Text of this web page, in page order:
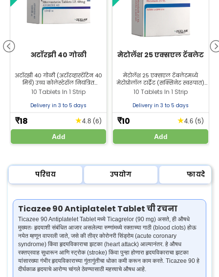
अटॉरझी 40 गोळी
अटॉरझी 40 गोळी (अटॉरव्हास्टॅटिन 40
मिग्रॅ) उच्च कोलेस्टेरॉल नियंत्रित
करण्यासाठी आणि हृदयविकाराचा झटका
टाळण्यासाठी वापरली जाते. प्रभावी हृदय
आरोग्य सहाय्यासाठी झीलॅब फार्मसीमधून
10 Tablets In 1 Strip
Delivery in 3 to 5 days
₹18 ★4.8 (6)
Add
मेटोलॅश 25 एक्सएल टॅबलेट
मेटोलॅश 25 एक्सएल टॅबलेटमध्ये
मेटोप्रोलॉल टार्ट्रेट (सक्सिनेट स्वरूपात)
25 मिग्रॅ आहे. हे उच्च रक्तदाब कमी
करण्यासाठी, अँजायना (छातीत दुखणे)
कमी करण्यासाठी आणि हृदयविकाराच्या
मेटोप्रोलॉल टार्ट्रेट 25 टॅबलेट झीलॅब
10 Tablets In 1 Strip
Delivery in 3 to 5 days
₹10 ★4.6 (5)
Add
परिचय उपयोग फायदे
Ticazee 90 Antiplatelet Tablet ची रचना
Ticazee 90 Antiplatelet Tablet मध्ये Ticagrelor (90 mg) असते, ही औषधे
मुख्यतः हृदयाशी संबंधित आजार असलेल्या रुग्णांमध्ये रक्ताच्या गाठी (blood clots) होऊ
नयेत म्हणून वापरली जाते, जसे की तीव्र कोरोनरी सिंड्रोम (acute coronary
syndrome) किंवा हृदयविकाराचा झटका (heart attack) आल्यानंतर. हे औषध
रक्तप्रवाह सुधारून आणि स्ट्रोक (stroke) किंवा पुन्हा होणारा हृदयविकाराचा झटका
यांसारख्या गंभीर हृदयविकाराच्या गुंतागुंतीचा धोका कमी करून काम करते. Ticazee 90 हे
दीर्घकाळ हृदयाचे आरोग्य चांगले ठेवण्यासाठी महत्त्वाचे औषध आहे.